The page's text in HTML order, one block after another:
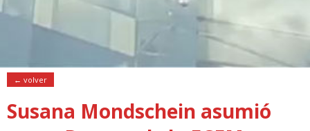
← volver
Susana Mondschein asumió